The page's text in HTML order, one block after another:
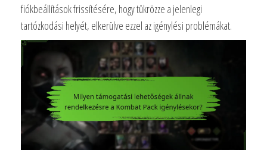
fiókbeállítások frissítésére, hogy tükrözze a jelenlegi
tartózkodási helyét, elkerülve ezzel az igénylési problémákat.